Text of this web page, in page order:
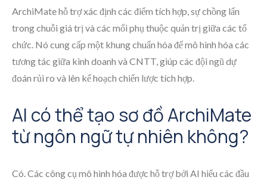
ArchiMate hỗ trợ xác định các điểm tích hợp, sự chồng lấn
trong chuỗi giá trị và các mối phụ thuộc quản trị giữa các tổ
chức. Nó cung cấp một khung chuẩn hóa để mô hình hóa các
tương tác giữa kinh doanh và CNTT, giúp các đội ngũ dự
đoán rủi ro và lên kế hoạch chiến lược tích hợp.
AI có thể tạo sơ đồ ArchiMate
từ ngôn ngữ tự nhiên không?
Có. Các công cụ mô hình hóa được hỗ trợ bởi AI hiểu các đầu